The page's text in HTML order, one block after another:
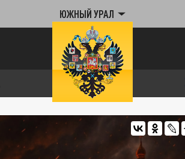
ЮЖНЫЙ УРАЛ